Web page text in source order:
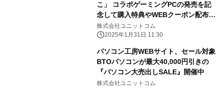
こ」 コラボゲーミングPCの発売を記
念して購入特典やWEBクーポン配布
さらに、サイン入りコラボPCが当たる
キャンペーン実施
株式会社ユニットコム
2025年1月31日 11:30
パソコン工房WEBサイト、セール対象
BTOパソコンが最大40,000円引きの
『パソコン大売出しSALE』開催中
株式会社ユニットコム